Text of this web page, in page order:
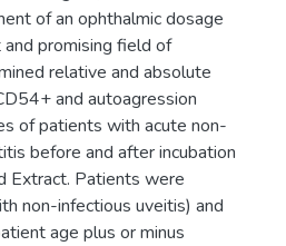
of an ophthalmic dosage
promising field of
relative and absolute
and autoagression
of patients with acute non-
before and after incubation
Extract. Patients were
non-infectious uveitis) and
age plus or minus